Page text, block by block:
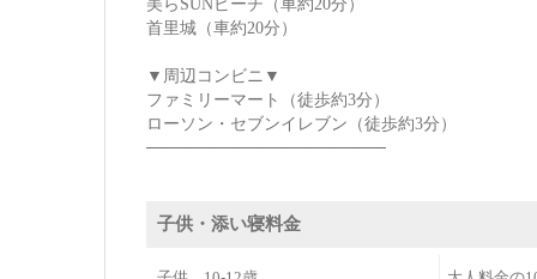
美らSUNビーチ（車約20分）
首里城（車約20分）
▼周辺コンビニ▼
ファミリーマート（徒歩約3分）
ローソン・セブンイレブン（徒歩約3分）
────────────────────
子供・添い寝料金